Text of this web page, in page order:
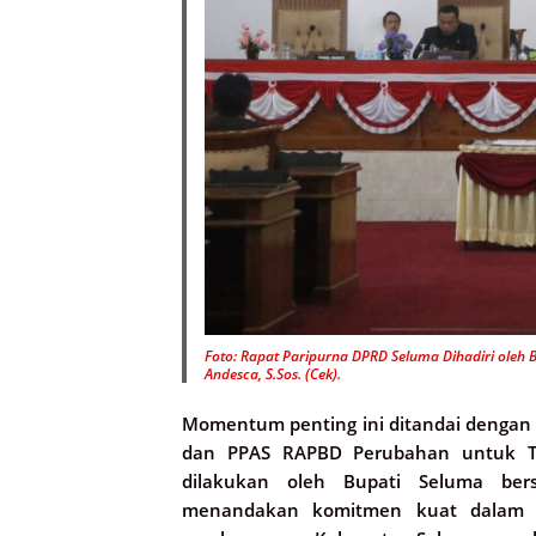
Foto: Rapat Paripurna DPRD Seluma Dihadiri
Andesca, S.Sos. (Cek).
Momentum penting ini ditandai
dan PPAS RAPBD Perubahan untuk
dilakukan oleh Bupati Seluma
menandakan komitmen kuat